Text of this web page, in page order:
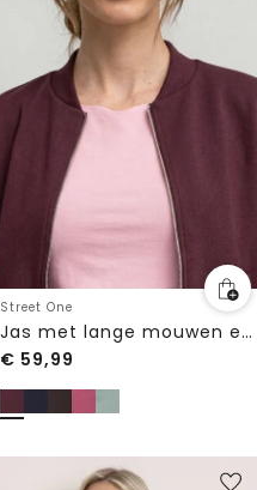
Street One
Jas met lange mouwen en een korter model
€ 59,99